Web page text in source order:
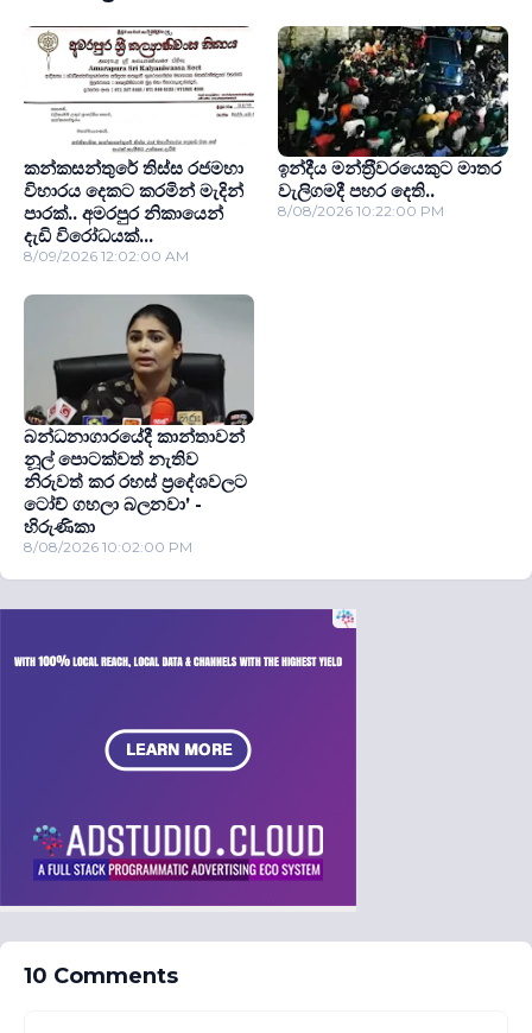
කන්කසන්තුරේ තිස්ස රජමහා
විහාරය දෙකට කරමින් මැදින්
පාරක්.. අමරපුර නිකායෙන්
දැඩි විරෝධයක්...
8/09/2026 12:02:00 AM
ඉන්දීය මන්ත‍්‍රීවරයෙකුට මාතර
වැලිගමදී පහර දෙති..
8/08/2026 10:22:00 PM
බන්ධනාගාරයේදී කාන්තාවන්
නූල් පොටක්වත් නැතිව
නිරුවත් කර රහස් ප‍්‍රදේශවලට
ටෝච් ගහලා බලනවා’ -
හිරුණිකා
8/08/2026 10:02:00 PM
10 Comments